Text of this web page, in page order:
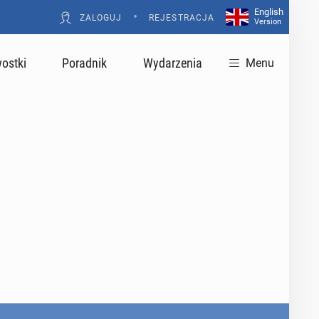
ZALOGUJ • REJESTRACJA
English
Version
Poradnik Wydarzenia Menu